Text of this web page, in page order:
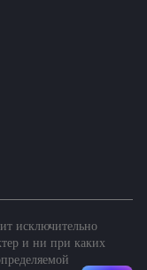
исключительно
и ни при каких